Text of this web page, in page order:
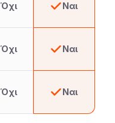
Όχι Ναι
Όχι Ναι
Όχι Ναι